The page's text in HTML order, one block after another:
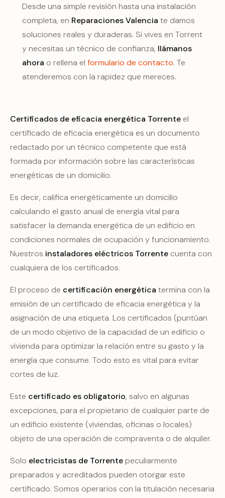
Desde una simple revisión hasta una instalación
completa, en Reparaciones Valencia te damos
soluciones reales y duraderas. Si vives en Torrent
y necesitas un técnico de confianza, llámanos
ahora o rellena el formulario de contacto. Te
atenderemos con la rapidez que mereces.
Certificados de eficacia energética Torrente el
certificado de eficacia energética es un documento
redactado por un técnico competente que está
formada por información sobre las características
energéticas de un domicilio.
Es decir, califica energéticamente un domicilio
calculando el gasto anual de energía vital para
satisfacer la demanda energética de un edificio en
condiciones normales de ocupación y funcionamiento.
Nuestros instaladores eléctricos Torrente cuenta con
cualquiera de los certificados.
El proceso de certificación energética termina con la
emisión de un certificado de eficacia energética y la
asignación de una etiqueta. Los certificados (puntúan
de un modo objetivo de la capacidad de un edificio o
vivienda para optimizar la relación entre su gasto y la
energía que consume. Todo esto es vital para evitar
cortes de luz.
Este certificado es obligatorio, salvo en algunas
excepciones, para el propietario de cualquier parte de
un edificio existente (viviendas, oficinas o locales)
objeto de una operación de compraventa o de alquiler.
Solo electricistas de Torrentepeculiarmente
preparados y acreditados pueden otorgar este
certificado. Somos operarios con la titulación necesaria